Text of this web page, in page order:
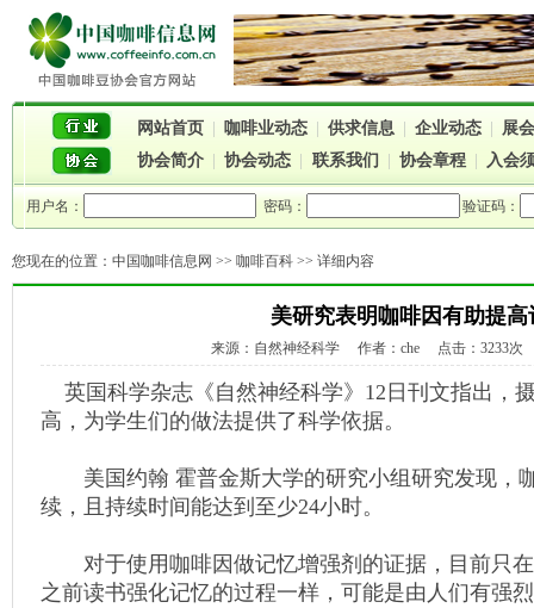
网站首页 咖啡业动态 供求信息 企业动态
展
协会简介
协会动态 联系我们 协会章程 入会
用户名： 密码： 验证码：
您现在的位置： 中国咖啡信息网 >> 咖啡百科 >> 详细内容
美研究表明咖啡因有助提高
来源：自然神经科学 作者：che 点击：3233次
英国科学杂志《自然神经科学》12日刊文指出，
高，为学生们的做法提供了科学依据。
美国约翰 霍普金斯大学的研究小组研究发现，
续，且持续时间能达到至少24小时。
对于使用咖啡因做记忆增强剂的证据，目前只在
之前读书强化记忆的过程一样，可能是由人们有强